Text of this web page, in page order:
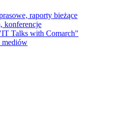
raporty bieżące
konferencje
Talks with Comarch"
mediów